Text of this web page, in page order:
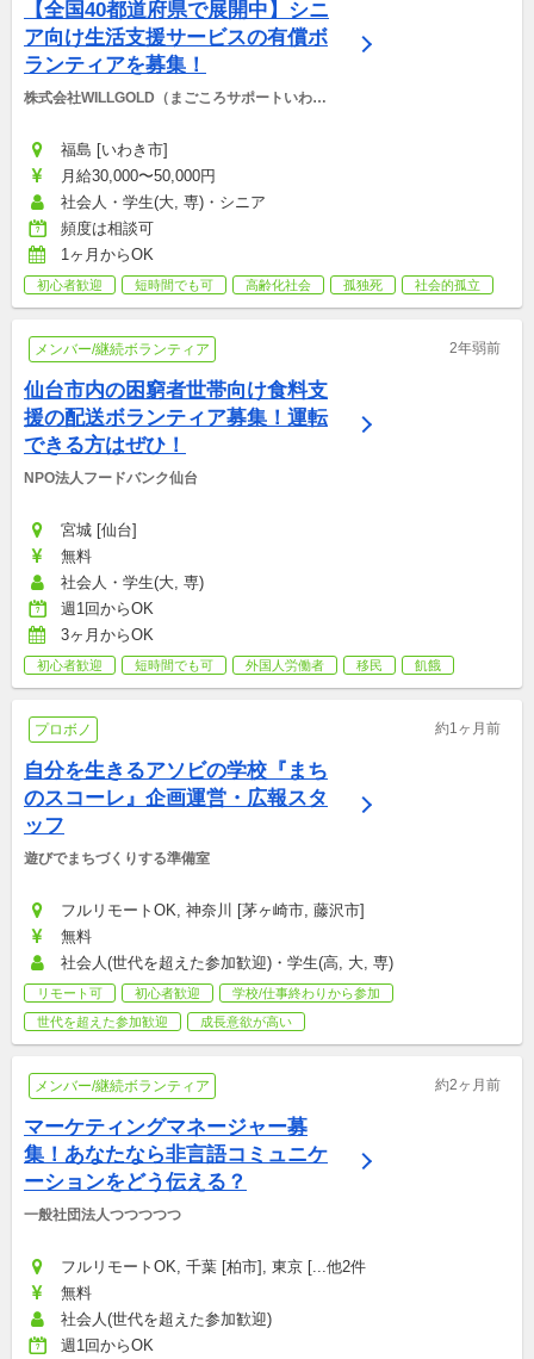
【全国40都道府県で展開中】シニ
ア向け生活支援サービスの有償ボ
ランティアを募集！
株式会社WILLGOLD（まごころサポートいわき
福島 [いわき市]
月給30,000〜50,000円
社会人・学生(大, 専)・シニア
頻度は相談可
1ヶ月からOK
初心者歓迎 短時間でも可 高齢化社会 孤独死 社会的孤立
メンバー/継続ボランティア 2年弱前
仙台市内の困窮者世帯向け食料支
援の配送ボランティア募集！運転
できる方はぜひ！
NPO法人フードバンク仙台
宮城 [仙台]
無料
社会人・学生(大, 専)
週1回からOK
3ヶ月からOK
初心者歓迎 短時間でも可 外国人労働者 移民 飢餓
プロボノ 約1ヶ月前
自分を生きるアソビの学校『まち
のスコーレ』企画運営・広報スタ
ッフ
遊びでまちづくりする準備室
フルリモートOK, 神奈川 [茅ヶ崎市, 藤沢市]
無料
社会人(世代を超えた参加歓迎)・学生(高, 大, 専)
リモート可 初心者歓迎
学校/仕事終わりから参加
世代を超えた参加歓迎
成長意欲が高い
メンバー/継続ボランティア 約2ヶ月前
マーケティングマネージャー募
集！あなたなら非言語コミュニケ
ーションをどう伝える？
一般社団法人つつつつつ
フルリモートOK, 千葉 [柏市], 東京 [...他2件
無料
社会人(世代を超えた参加歓迎)
週1回からOK